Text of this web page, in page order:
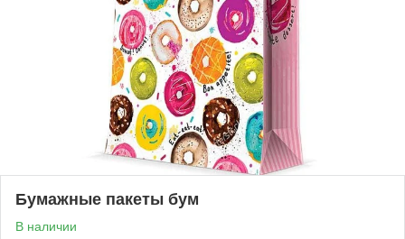
Бумажные пакеты бум
В наличии